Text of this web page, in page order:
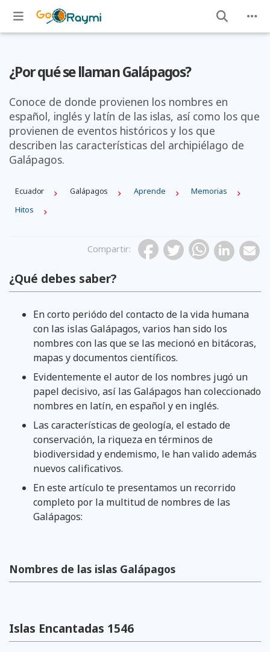
¿Por qué se llaman Galápagos?
Conoce de donde provienen los nombres en
español, inglés y latín de las islas, así como los que
provienen de eventos históricos y los que
describen las características del archipiélago de
Galápagos.
Ecuador Galápagos Aprende
Memorias
Hitos
Compartir:
¿Qué debes saber?
En corto periódo del contacto de la vida humana
con las islas Galápagos, varios han sido los
nombres con las que se las mecionó en bitácoras,
mapas y documentos científicos.
Evidentemente el autor de los nombres jugó un
papel decisivo, así las Galápagos han coleccionado
nombres en latín, en español y en inglés.
Las características de geología, el estado de
conservación, la riqueza en términos de
biodiversidad y endemismo, le han valido además
nuevos calificativos.
En este artículo te presentamos un recorrido
completo por la multitud de nombres de las
Galápagos:
Nombres de las islas Galápagos
Islas Encantadas 1546